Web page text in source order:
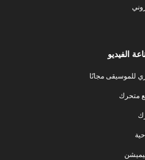
الفيديو
للموسيقى مجانًا
متحرك